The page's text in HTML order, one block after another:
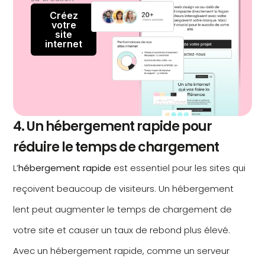
Créez
votre
site
internet
4. Un hébergement rapide pour
réduire le temps de chargement
L’hébergement rapide est essentiel pour les sites qui
reçoivent beaucoup de visiteurs. Un hébergement
lent peut augmenter le temps de chargement de
votre site et causer un taux de rebond plus élevé.
Avec un hébergement rapide, comme un serveur